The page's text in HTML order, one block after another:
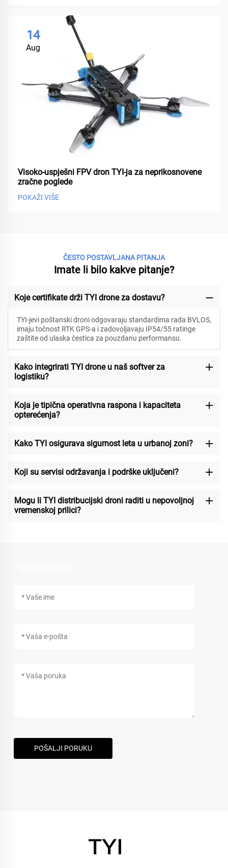
14
Aug
Visoko-uspješni FPV dron TYI-ja za neprikosnovene
zračne poglede
POKAŽI VIŠE
ČESTO POSTAVLJANA PITANJA
Imate li bilo kakve pitanje?
Koje certifikate drži TYI drone za dostavu?
TYI-jevi poštanski droni odgovaraju standardima rada BVLOS,
imaju točnost RTK GPS-a i zadovoljavaju IP54/55 ratinge
zaštite od ulaska čestica za pouzdanu performansu.
Kako integrirati TYI drone u naš softver za
logistiku?
Koja je tipična operativna raspona i kapaciteta
opterećenja?
Kako TYI osigurava sigurnost leta u urbanoj zoni?
Koji su servisi održavanja i podrške uključeni?
Mogu li TYI distribucijski droni raditi u nepovoljnoj
vremenskoj prilici?
POŠALJI PORUKU